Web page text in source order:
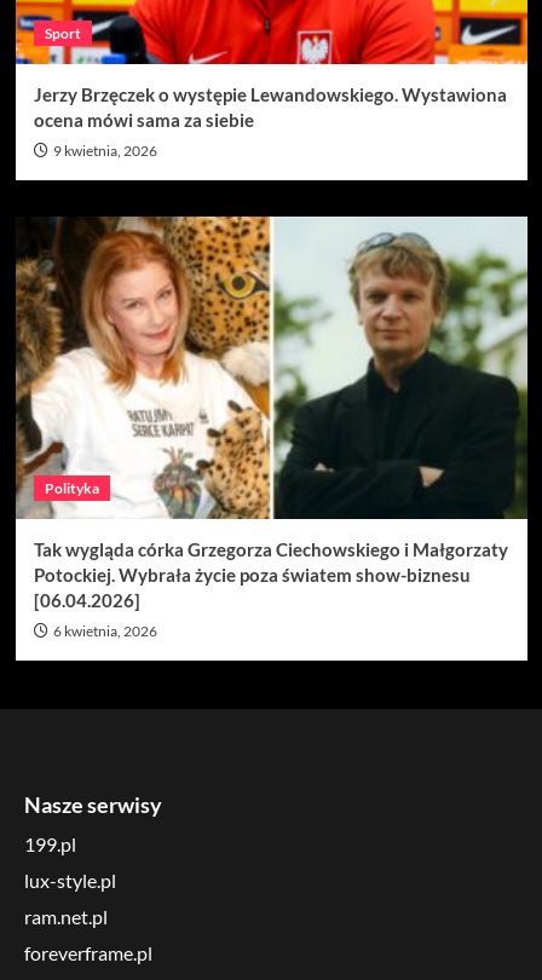
Sport
Jerzy Brzęczek o występie Lewandowskiego. Wystawiona
ocena mówi sama za siebie
9 kwietnia, 2026
Polityka
Tak wygląda córka Grzegorza Ciechowskiego i Małgorzaty
Potockiej. Wybrała życie poza światem show-biznesu
[06.04.2026]
6 kwietnia, 2026
Nasze serwisy
199.pl
lux-style.pl
ram.net.pl
foreverframe.pl